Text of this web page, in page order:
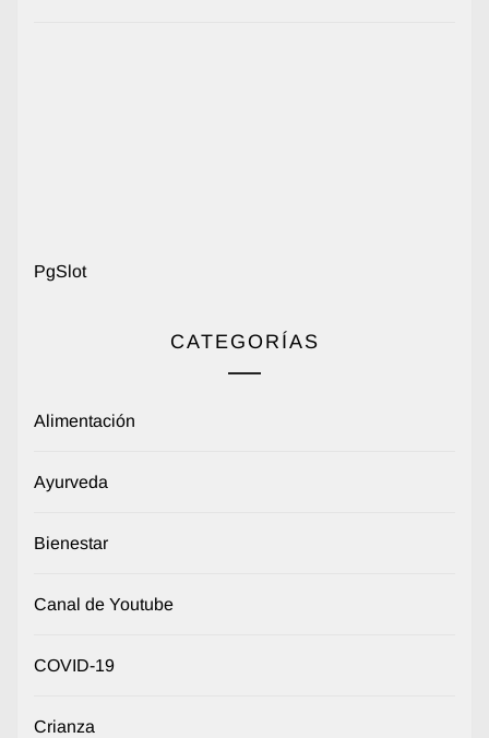
PgSlot
CATEGORÍAS
Alimentación
Ayurveda
Bienestar
Canal de Youtube
COVID-19
Crianza